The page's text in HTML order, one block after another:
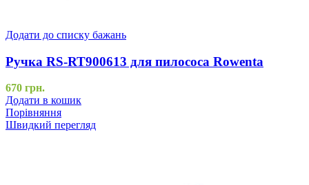
Додати до списку бажань
Ручка RS-RT900613 для пилососа Rowenta
670 грн.
Додати в кошик
Порівняння
Швидкий перегляд